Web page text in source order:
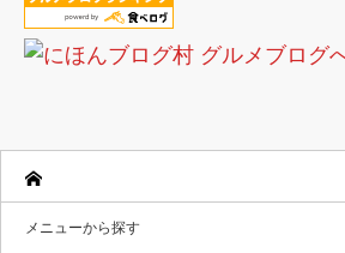
メニューから探す